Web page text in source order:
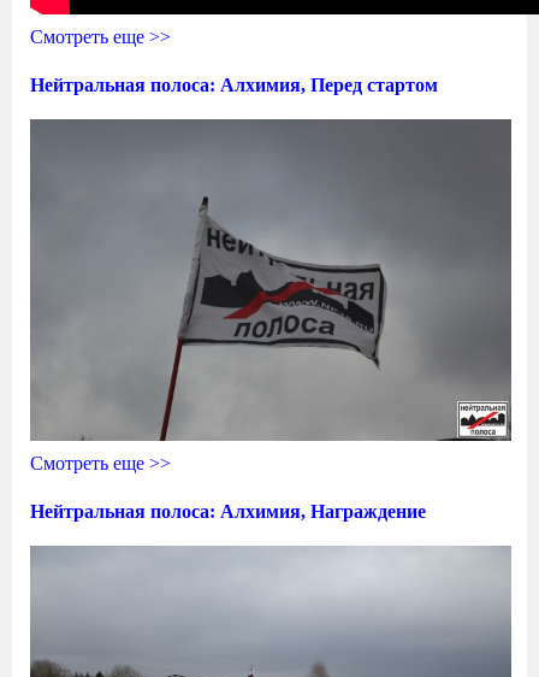
Смотреть еще >>
Нейтральная полоса: Алхимия, Перед стартом
Смотреть еще >>
Нейтральная полоса: Алхимия, Награждение